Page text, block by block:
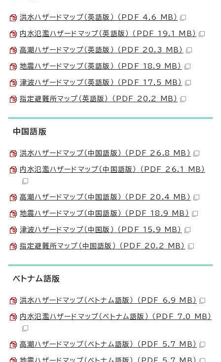
洪水ハザードマップ（英語版） （PDF 4.6 MB）
内水氾濫ハザードマップ（英語版） （PDF 19.1 MB）
高潮ハザードマップ（英語版） （PDF 20.3 MB）
地震ハザードマップ（英語版） （PDF 18.9 MB）
津波ハザードマップ（英語版） （PDF 17.5 MB）
指定避難所マップ（英語版） （PDF 20.2 MB）
中国語版
洪水ハザードマップ（中国語版） （PDF 26.8 MB）
内水氾濫ハザードマップ（中国語版） （PDF 26.1 MB）
高潮ハザードマップ（中国語版） （PDF 20.4 MB）
地震ハザードマップ（中国語版） （PDF 18.9 MB）
津波ハザードマップ（中国版） （PDF 15.9 MB）
指定避難所マップ（中国語版） （PDF 20.2 MB）
ベトナム語版
洪水ハザードマップ（ベトナム語版） （PDF 6.9 MB）
内水氾濫ハザードマップ（ベトナム語版） （PDF 7.0 MB）
高潮ハザードマップ（ベトナム語版） （PDF 5.7 MB）
地震ハザードマップ（ベトナム語版） （PDF 5.7 MB）